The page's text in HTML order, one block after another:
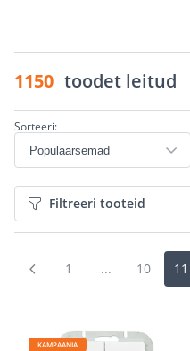
1150 toodet leitud
Sorteeri:
Filtreeri tooteid
1 ... 10 11
KAMPAANIA